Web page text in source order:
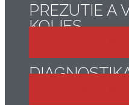
PREZUTIE A
KOLIES